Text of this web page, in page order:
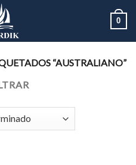
0
“AUSTRALIANO”